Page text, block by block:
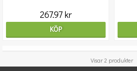
267.97 kr
KÖP
Visar 2 produkter